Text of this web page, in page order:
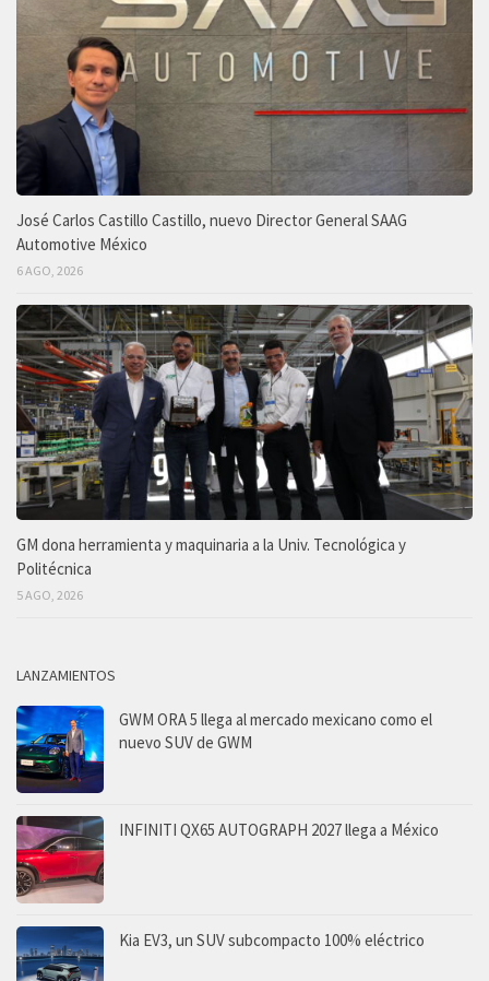
José Carlos Castillo Castillo, nuevo Director General SAAG
Automotive México
6 AGO, 2026
GM dona herramienta y maquinaria a la Univ. Tecnológica y
Politécnica
5 AGO, 2026
LANZAMIENTOS
GWM ORA 5 llega al mercado mexicano como el
nuevo SUV de GWM
INFINITI QX65 AUTOGRAPH 2027 llega a México
Kia EV3, un SUV subcompacto 100% eléctrico